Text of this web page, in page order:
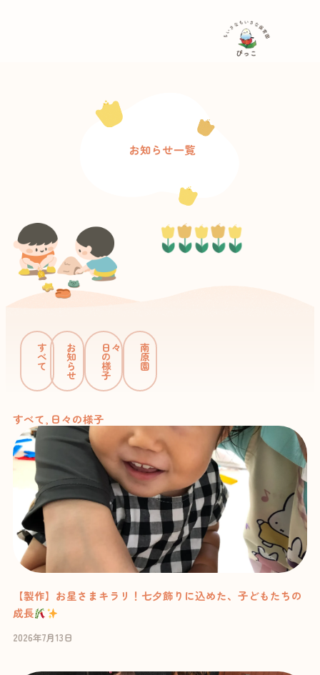
す
べ
て
お
知
ら
せ
日々
の
様
子
南
原
園
すべて, 日々の様子
【製作】お星さまキラリ！七夕飾りに込めた、子どもたちの
成長
2026年7月13日